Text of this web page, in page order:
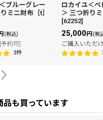
ブルーグレー
ミニ財布［t］
(税込)
約可]
3件
ロカイユ＜
＞ 三つ折り
[62252]
25,000円(税
ご購入いただ
品も買っています